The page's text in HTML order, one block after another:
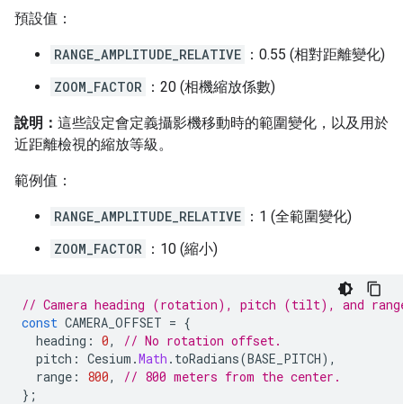
預設值：
RANGE_AMPLITUDE_RELATIVE ：0.55 (相對距離變化)
ZOOM_FACTOR
：20 (相機縮放係數)
說明： 這些設定會定義攝影機移動時的範圍變化，以及用於
近距離檢視的縮放等級。
範例值：
RANGE_AMPLITUDE_RELATIVE ：1 (全範圍變化)
ZOOM_FACTOR
：10 (縮小)
// Camera heading (rotation), pitch (tilt), and
const CAMERA_OFFSET = {
heading : 0,
// No rotation offset.
pitch : Cesium .Math . toRadians(BASE_PITCH),
range : 800,
// 800 meters from the center.
};